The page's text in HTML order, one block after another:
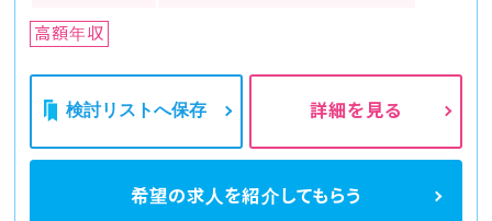
高額年収
検討リストへ保存 詳細を見る
希望の求人を紹介してもらう